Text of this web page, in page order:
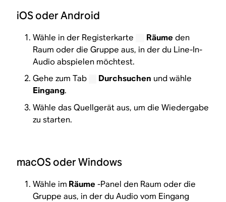
iOS oder Android
Wähle in der Registerkarte Räume den
Raum oder die Gruppe aus, in der du Line-In-
Audio abspielen möchtest.
Gehe zum Tab
Durchsuchen und wähle
Eingang.
Wähle das Quellgerät aus, um die Wiedergabe
zu starten.
macOS oder Windows
Wähle im Räume -Panel den Raum oder die
Gruppe aus, in der du Audio vom Eingang